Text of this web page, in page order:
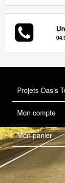
Projets Oasis
Mon compte
Mon panier